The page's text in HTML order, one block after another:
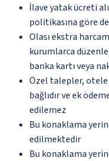
İlave yatak ücreti
politikasına göre
Olası ekstra
kurumlarca
banka kartı veya
Özel talepler, otele
bağlıdır ve ek
edilemez
Bu konaklama
edilmektedir
Bu konaklama